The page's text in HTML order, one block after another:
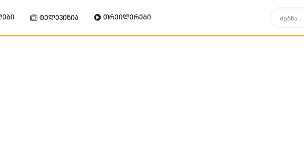
ტელევიზია თრეილერები